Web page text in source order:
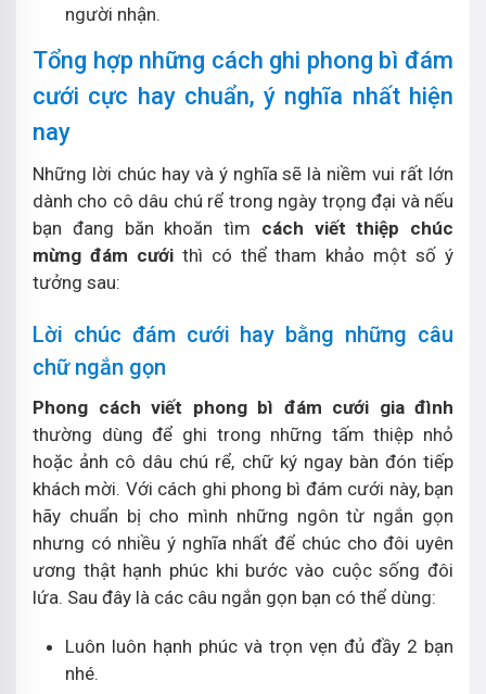
người nhận.
Tổng hợp những cách ghi phong bì đám
cưới cực hay chuẩn, ý nghĩa nhất hiện
nay
Những lời chúc hay và ý nghĩa sẽ là niềm vui rất lớn
dành cho cô dâu chú rể trong ngày trọng đại và nếu
bạn đang băn khoăn tìm cách viết thiệp chúc
mừng đám cướithì có thể tham khảo một số ý
tưởng sau:
Lời chúc đám cưới hay bằng những câu
chữ ngắn gọn
Phong cách viết phong bì đám cưới gia đình
thường dùng để ghi trong những tấm thiệp nhỏ
hoặc ảnh cô dâu chú rể, chữ ký ngay bàn đón tiếp
khách mời. Với cách ghi phong bì đám cưới này, bạn
hãy chuẩn bị cho mình những ngôn từ ngắn gọn
nhưng có nhiều ý nghĩa nhất để chúc cho đôi uyên
ương thật hạnh phúc khi bước vào cuộc sống đôi
lứa. Sau đây là các câu ngắn gọn bạn có thể dùng:
Luôn luôn hạnh phúc và trọn vẹn đủ đầy 2 bạn
nhé.